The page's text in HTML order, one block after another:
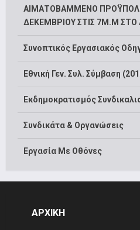
ΑΙΜΑΤΟΒΑΜΜΕΝΟ
ΔΕΚΕΜΒΡΙΟΥ ΣΤΙΣ 7Μ.Μ ΣΤΟ
Συνοπτικός Εργασιακός
Εθνική Γεν. Συλ. Σύμβαση
Εκδημοκρατισμός
Συνδικάτα & Οργανώσεις
Εργασία Με Οθόνες
ΑΡΧΙΚΗ